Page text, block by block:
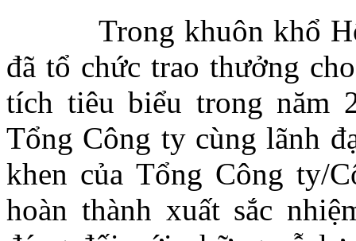
Trong khuôn khổ Hội
đã tổ chức trao thưởng
tích tiêu biểu trong năm
Tổng Công ty cùng lãnh
khen của Tổng Công ty/
hoàn thành xuất sắc